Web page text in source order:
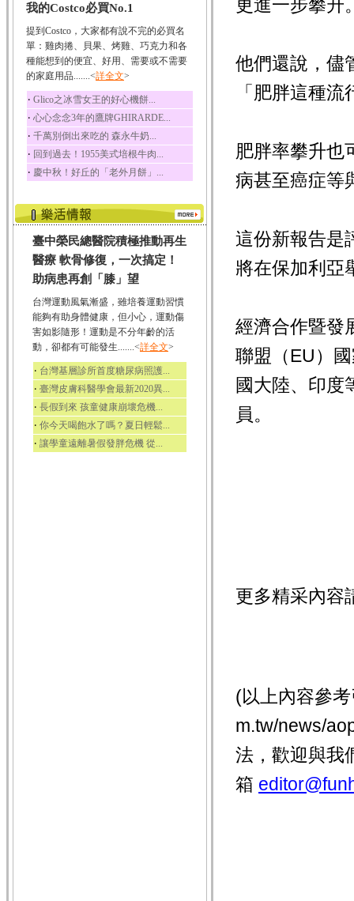
我的Costco必買No.1
提到Costco，大家都有說不完的必買名
單：雞肉捲、貝果、烤雞、巧克力和各
種能想到的便宜、好用、需要或不需要
的家庭用品.......<詳全文>
‧ Glico之冰雪女王的好心機餅...
‧ 心心念念3年的鷹牌GHIRARDE...
‧ 千萬別倒出來吃的 森永牛奶...
‧ 回到過去！1955美式培根牛肉...
‧ 慶中秋！好丘的「老外月餅」...
臺中榮民總醫院積極推動再生
醫療 軟骨修復，一次搞定！
助病患再創「膝」望
台灣運動風氣漸盛，雖培養運動習慣
能夠有助身體健康，但小心，運動傷
害如影隨形！運動是不分年齡的活
動，卻都有可能發生.......<詳全文>
‧ 台灣基層診所首度糖尿病照護...
‧ 臺灣皮膚科醫學會最新2020異...
‧ 長假到來 孩童健康崩壞危機...
‧ 你今天喝飽水了嗎？夏日輕鬆...
‧ 讓學童遠離暑假發胖危機 從...
更進一步攀升
他們還說，儘
「肥胖這種
肥胖率攀升也
病甚至癌症等
這份新報告是
將在保加利亞
經濟合作暨發
聯盟（EU）
國大陸、印度
員。
更多精采內容
(以上內容參
m.tw/news/
法，歡迎與我
箱